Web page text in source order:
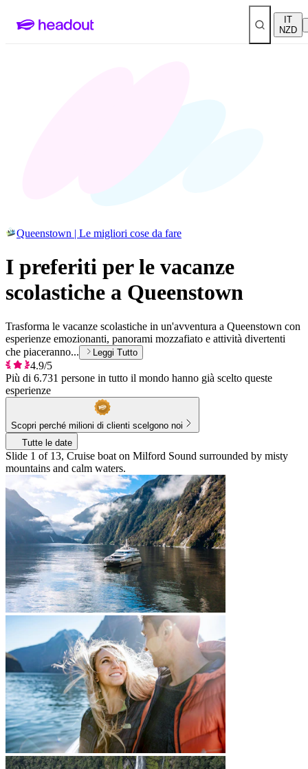
IT
NZD
Queenstown | Le migliori cose da fare
I preferiti per le vacanze
scolastiche a Queenstown
Trasforma le vacanze scolastiche in un'avventura a Queenstown con
esperienze emozionanti, panorami mozzafiato e attività divertenti
che piaceranno...
Leggi Tutto
4.9/5
Più di 6.731 persone in tutto il mondo hanno già scelto queste
esperienze
Scopri perché milioni di clienti scelgono noi
Tutte le date
Slide 1 of 13, Cruise boat on Milford Sound surrounded by misty
mountains and calm waters.